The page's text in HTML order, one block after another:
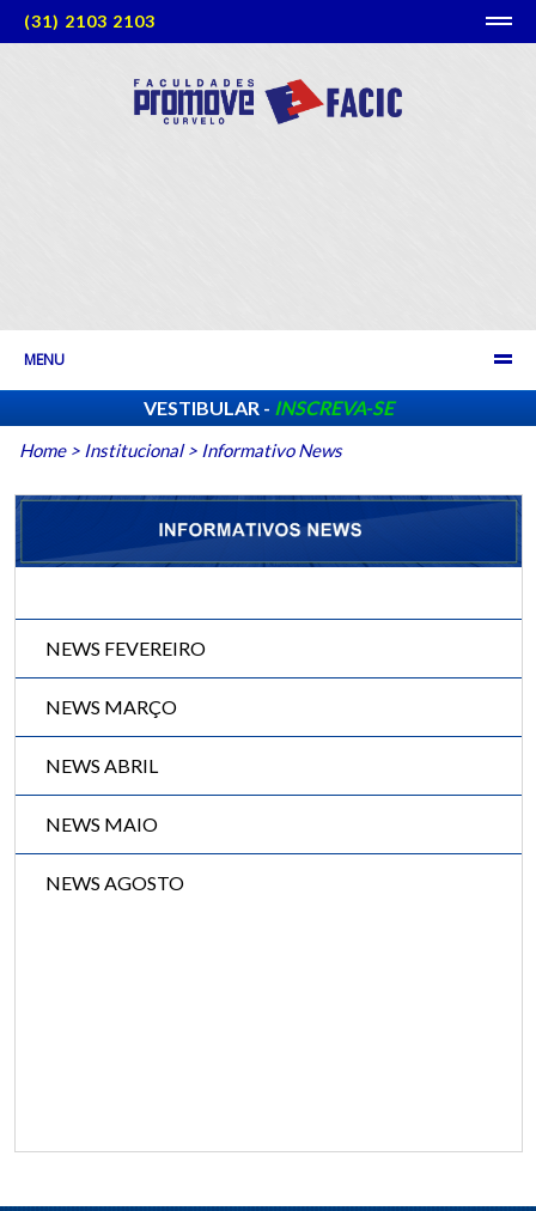
(31) 2103 2103
MENU
VESTIBULAR - INSCREVA-SE
Home > Institucional > Informativo News
NEWS FEVEREIRO
NEWS MARÇO
NEWS ABRIL
NEWS MAIO
NEWS AGOSTO